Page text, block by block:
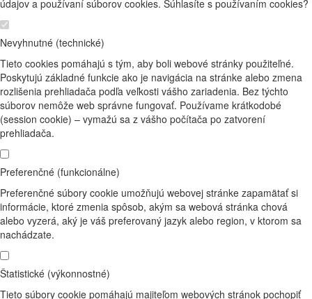
údajov a používaní súborov cookies. Súhlasíte s používaním cookies?
Nevyhnutné (technické)
Tieto cookies pomáhajú s tým, aby boli webové stránky použiteľné.
Poskytujú základné funkcie ako je navigácia na stránke alebo zmena
rozlišenia prehliadača podľa veľkosti vášho zariadenia. Bez týchto
súborov nemôže web správne fungovať. Používame krátkodobé
(session cookie) – vymažú sa z vášho počítača po zatvorení
prehliadača.
Preferenčné (funkcionálne)
Preferenčné súbory cookie umožňujú webovej stránke zapamätať si
informácie, ktoré zmenia spôsob, akým sa webová stránka chová
alebo vyzerá, aký je váš preferovaný jazyk alebo region, v ktorom sa
nachádzate.
Štatistické (výkonnostné)
Tieto súbory cookie pomáhajú majiteľom webových stránok pochopiť